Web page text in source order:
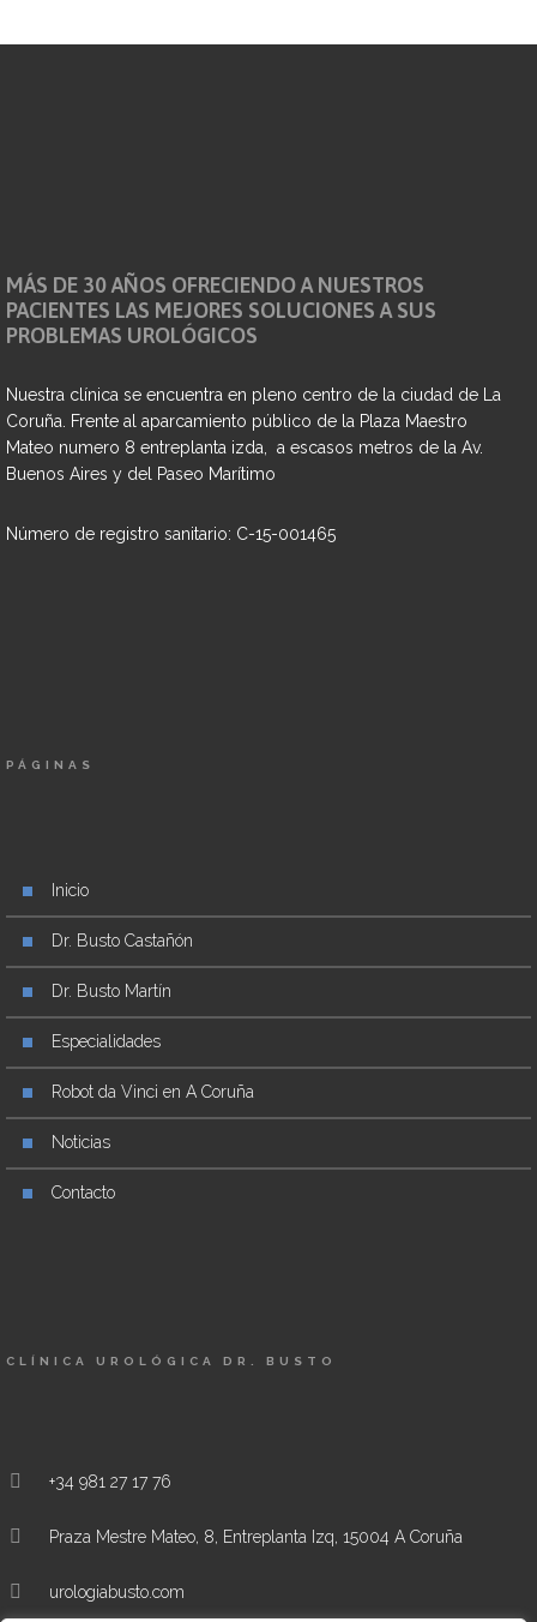
MÁS DE 30 AÑOS OFRECIENDO A NUESTROS
PACIENTES LAS MEJORES SOLUCIONES A SUS
PROBLEMAS UROLÓGICOS
Nuestra clínica se encuentra en pleno centro de la ciudad de La
Coruña. Frente al aparcamiento público de la Plaza Maestro
Mateo numero 8 entreplanta izda, a escasos metros de la Av.
Buenos Aires y del Paseo Marítimo
Número de registro sanitario: C-15-001465
PÁGINAS
Inicio
Dr. Busto Castañón
Dr. Busto Martín
Especialidades
Robot da Vinci en A Coruña
Noticias
Contacto
CLÍNICA UROLÓGICA DR. BUSTO
+34 981 27 17 76
Praza Mestre Mateo, 8, Entreplanta Izq, 15004 A Coruña
urologiabusto.com